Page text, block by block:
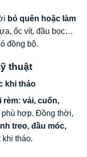
bỏ quên hoặc làm
ốc vít, đầu bọc…
đồng bộ.
thuật
khi tháo
rèm: vải, cuốn,
phù hợp. Đồng thời,
treo, đầu móc,
khi tháo.